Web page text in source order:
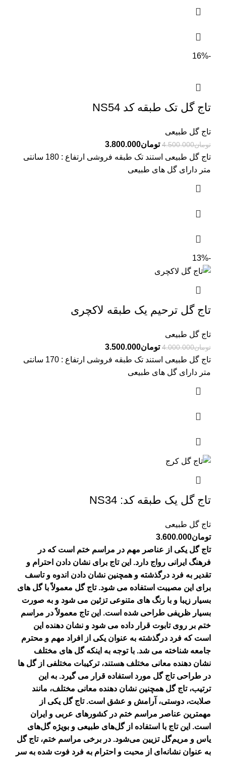
-16%
تاج گل تک طبقه کد NS54
تاج گل طبیعی
تومان4.500.000 تومان3.800.000
تاج گل طبیعی استند تک طبقه فروشی ارتفاع : 180 سانتی
متر دارای گل های طبیعی
-13%
تاج گل ترحیم یک طبقه لاکچری
تاج گل طبیعی
تومان4.000.000 تومان3.500.000
تاج گل طبیعی استند تک طبقه فروشی ارتفاع : 170 سانتی
متر دارای گل های طبیعی
تاج گل یک طبقه کد: NS34
تاج گل طبیعی
تومان3.600.000
تاج گل یکی از عناصر مهم در مراسم ختم است که در
فرهنگ ایرانی رواج دارد. این تاج برای نشان دادن احترام و
تقدیر به فرد درگذشته و همچنین نشان دادن اندوه و تاسف
برای این مصیبت استفاده می شود. تاج گل معمولاً با گل های
بسیار زیبا و با رنگ های متنوعی تزئین می شود و به صورت
بسیار ظریفی طراحی شده است. این تاج معمولاً در مراسم
ختم بر روی تابوت قرار داده می شود و نشان دهنده این
است که فرد درگذشته به عنوان یکی از افراد مهم و محترم
جامعه شناخته می شد. با توجه به اینکه گل های مختلف
نشان دهنده معانی مختلف هستند، ترکیبات مختلفی از گل ها
در طراحی تاج گل مورد استفاده قرار می گیرد. به این
ترتیب، تاج گل همچنین نشان دهنده معانی مختلف، مانند
صلابت، دوستی، آرامش و عشق است. تاج گل یکی از
مهمترین عناصر مراسم ختم در کشورهای عربی و ایران
است. این تاج با استفاده از گل‌های طبیعی و بویژه گل‌های
یاس و مریم‌گل تزیین می‌شود. در برخی مراسم ختم، تاج گل
به عنوان نشانه‌ای از محبت و احترام به فرد فوت شده به سر